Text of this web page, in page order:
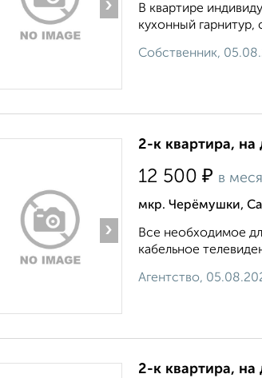
›
В квартире
кухонный гарнитур,
Собственник,
›
2-к квартира, на
12 500 ₽ в
мкр. Черёмушки,
Все необходимое
кабельное
Агентство,
2-к квартира, на